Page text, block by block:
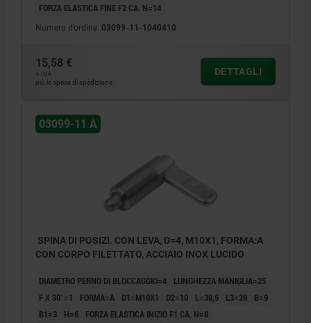
FORZA ELASTICA FINE F2 CA. N=14
Numero d’ordine: 03099-11-1040410
15,58 €
+ IVA
più le spese di spedizione
DETTAGLI
03099-11 A
SPINA DI POSIZI. CON LEVA, D=4, M10X1, FORMA:A
CON CORPO FILETTATO, ACCIAIO INOX LUCIDO
DIAMETRO PERNO DI BLOCCAGGIO=4
LUNGHEZZA MANIGLIA=25
F X 30°=1
FORMA=A D1=M10X1 D2=10 L=38,5 L3=20
B=9
B1=3
H=6
FORZA ELASTICA INIZIO F1 CA. N=8